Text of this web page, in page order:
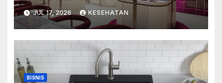
Mall Kelapa Gading
JUL 17, 2026 KESEHATAN
BISNIS